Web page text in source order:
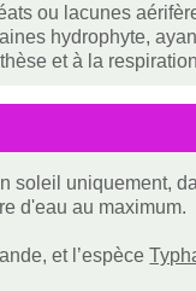
ou lacunes
hydrophyte,
et à la
soleil uniquement,
d'eau au maximum.
et l’espèce